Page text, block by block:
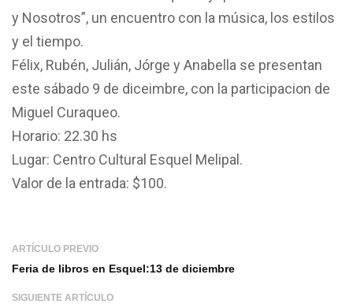
y Nosotros”, un encuentro con la música, los estilos
y el tiempo.
Félix, Rubén, Julián, Jórge y Anabella se presentan
este sábado 9 de diceimbre, con la participacion de
Miguel Curaqueo.
Horario: 22.30 hs
Lugar: Centro Cultural Esquel Melipal.
Valor de la entrada: $100.
ARTÍCULO PREVIO
Feria de libros en Esquel:13 de diciembre
SIGUIENTE ARTÍCULO